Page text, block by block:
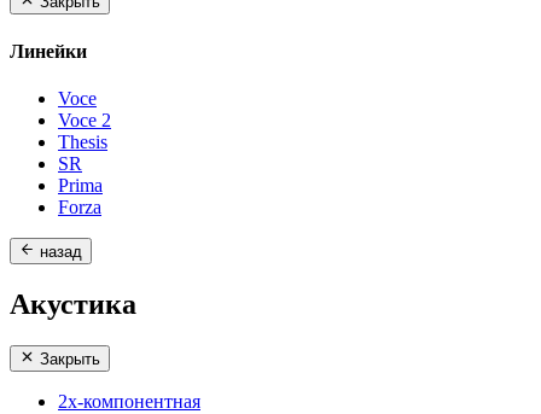
Линейки
Voce
Voce 2
Thesis
SR
Prima
Forza
назад
Акустика
Закрыть
2х-компонентная